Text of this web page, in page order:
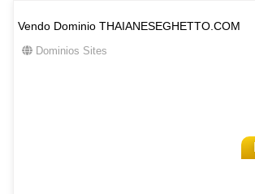
Vendo Dominio THAIANESEGHETTO.COM
Dominios Sites